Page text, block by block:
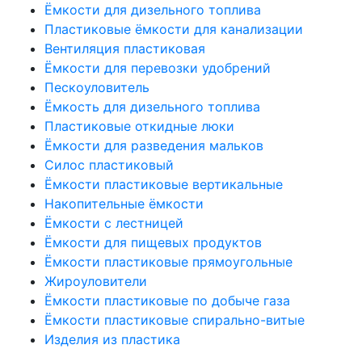
Ёмкости для дизельного топлива
Пластиковые ёмкости для канализации
Вентиляция пластиковая
Ёмкости для перевозки удобрений
Пескоуловитель
Ёмкость для дизельного топлива
Пластиковые откидные люки
Ёмкости для разведения мальков
Силос пластиковый
Ёмкости пластиковые вертикальные
Накопительные ёмкости
Ёмкости с лестницей
Ёмкости для пищевых продуктов
Ёмкости пластиковые прямоугольные
Жироуловители
Ёмкости пластиковые по добыче газа
Ёмкости пластиковые спирально-витые
Изделия из пластика